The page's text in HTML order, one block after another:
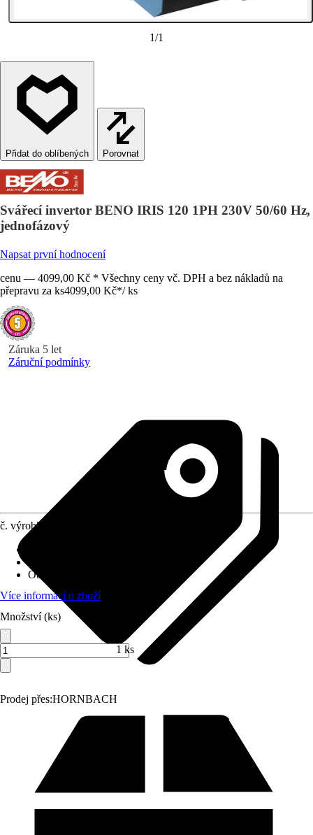
1/1
Porovnat
Svářecí invertor BENO IRIS 120 1PH 230V 50/60 Hz,
jednofázový
Napsat první hodnocení
cenu — 4099,00 Kč * Všechny ceny vč. DPH a bez nákladů na
přepravu za ks4099,00 Kč*/ ks
Záruka 5 let
Záruční podmínky
Prodej přes:HORNBACH
č. výrobku
Oblast regulace
Více informací o zboží
Množství (ks)
1 ks